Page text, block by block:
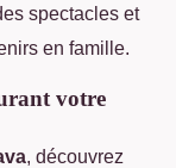
spectacles et
en famille.
votre
, découvrez